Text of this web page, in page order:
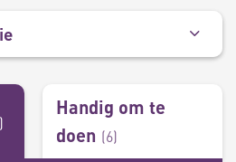
)
Handig om te
doen (6)